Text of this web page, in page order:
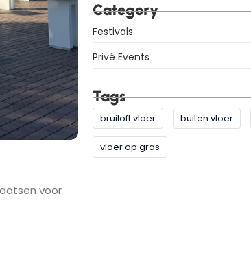
voor
Category
Festivals
Privé Events
Tags
bruiloft vloer buiten vloer
vloer op gras